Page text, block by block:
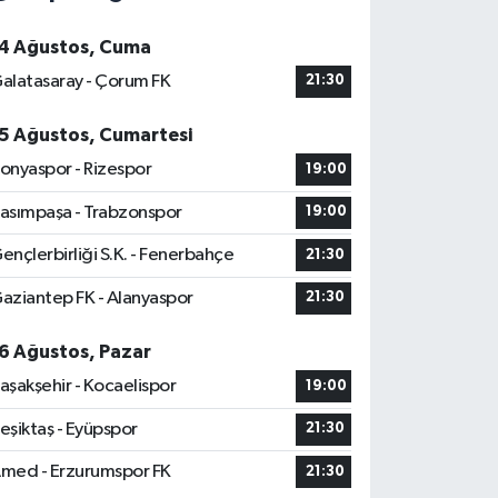
Ağustos, Cuma
- Çorum FK
21:30
Ağustos, Cumartesi
- Rizespor
19:00
- Trabzonspor 19:00
S.K. - Fenerbahçe 21:30
FK - Alanyaspor 21:30
Ağustos, Pazar
- Kocaelispor
19:00
- Eyüpspor 21:30
- Erzurumspor FK 21:30